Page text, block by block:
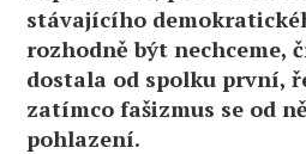
stávajícího
rozhodně být nechceme,
dostala od spolku první,
zatímco fašizmus se od
pohlazení.